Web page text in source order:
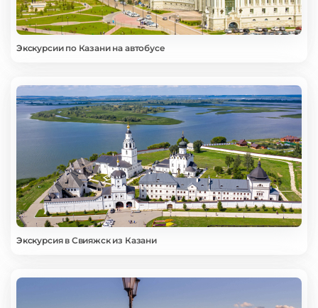
Экскурсии по Казани на автобусе
Экскурсия в Свияжск из Казани